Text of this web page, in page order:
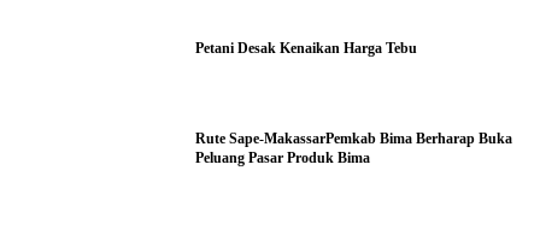
Petani Desak Kenaikan Harga Tebu
Rute Sape-MakassarPemkab Bima Berharap Buka
Peluang Pasar Produk Bima